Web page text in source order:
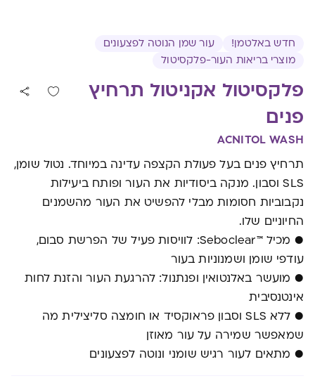
חדש באלטמן!
עור שמן הנוטה לפצעונים
מוצרי בריאות העור-פלקסיטול
פלקסיטול אקניטול תרחיץ
פנים
ACNITOL WASH
תרחיץ פנים בעל פעולת הקצפה עדינה במיוחד. נטול שומן,
SLS וסבון. מנקה ביסודיות את העור ופותח ביעילות
נקבוביות חסומות מבלי להפשיט את העור מהשמנים
החיוניים שלו.
● מכיל ™Seboclear: לוויסות פעיל של הפרשת סבום,
עודפי שומן ושמנוניות בעור
● מועשר באלנטואין ופנתנול: להרגעת העור והזנת לחות
אינטנסיבית
● ללא SLS וסבון פראוקסיד או חומצה סליצילית מה
שמאפשר שמירה על עור מאוזן
● מתאים לעור רגיש שומני ונוטה לפצעונים